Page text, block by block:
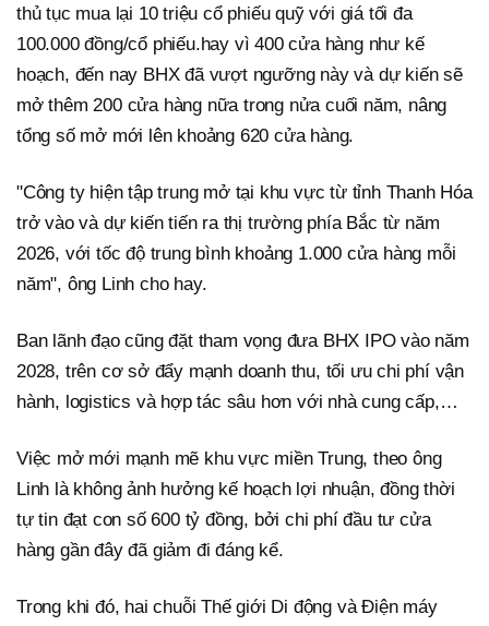
thủ tục mua lại 10 triệu cổ phiếu quỹ với giá tối đa
100.000 đồng/cổ phiếu.hay vì 400 cửa hàng như kế
hoạch, đến nay BHX đã vượt ngưỡng này và dự kiến sẽ
mở thêm 200 cửa hàng nữa trong nửa cuối năm, nâng
tổng số mở mới lên khoảng 620 cửa hàng.
"Công ty hiện tập trung mở tại khu vực từ tỉnh Thanh Hóa
trở vào và dự kiến tiến ra thị trường phía Bắc từ năm
2026, với tốc độ trung bình khoảng 1.000 cửa hàng mỗi
năm", ông Linh cho hay.
Ban lãnh đạo cũng đặt tham vọng đưa BHX IPO vào năm
2028, trên cơ sở đẩy mạnh doanh thu, tối ưu chi phí vận
hành, logistics và hợp tác sâu hơn với nhà cung cấp,…
Việc mở mới mạnh mẽ khu vực miền Trung, theo ông
Linh là không ảnh hưởng kế hoạch lợi nhuận, đồng thời
tự tin đạt con số 600 tỷ đồng, bởi chi phí đầu tư cửa
hàng gần đây đã giảm đi đáng kể.
Trong khi đó, hai chuỗi Thế giới Di động và Điện máy